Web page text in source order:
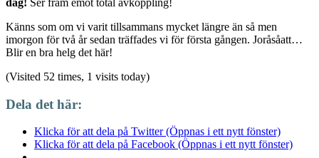
Känns som om vi varit tillsammans mycket längre än så men
imorgon för två år sedan träffades vi för första gången. Joråsåatt…
Blir en bra helg det här!
(Visited 52 times, 1 visits today)
Dela det här:
Klicka för att dela på Twitter (Öppnas i ett nytt fönster)
Klicka för att dela på Facebook (Öppnas i ett nytt fönster)